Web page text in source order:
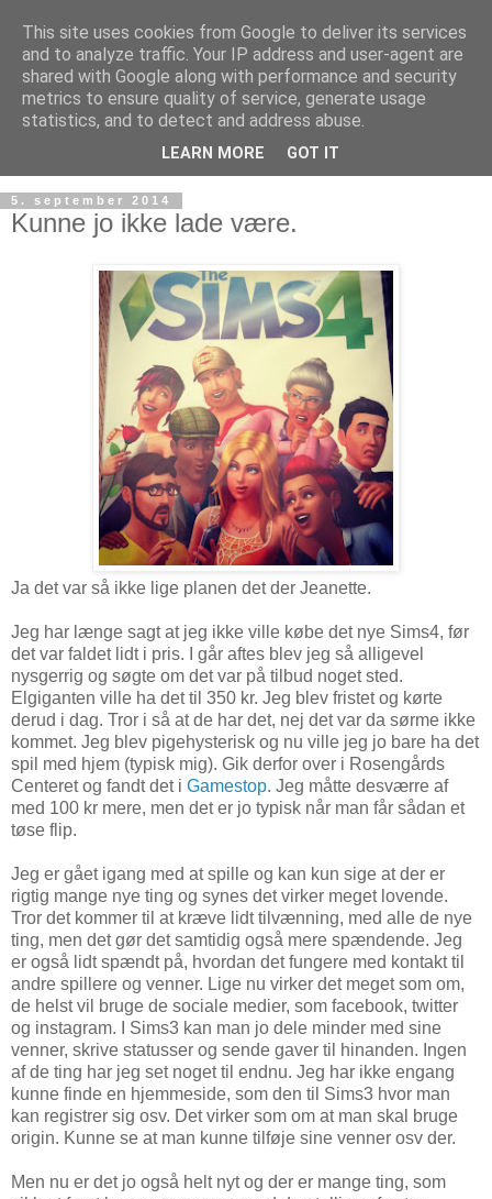
5. september 2014
Kunne jo ikke lade være.
Ja det var så ikke lige planen det der Jeanette.
Jeg har længe sagt at jeg ikke ville købe det nye Sims4, før
det var faldet lidt i pris. I går aftes blev jeg så alligevel
nysgerrig og søgte om det var på tilbud noget sted.
Elgiganten ville ha det til 350 kr. Jeg blev fristet og kørte
derud i dag. Tror i så at de har det, nej det var da sørme ikke
kommet. Jeg blev pigehysterisk og nu ville jeg jo bare ha det
spil med hjem (typisk mig). Gik derfor over i Rosengårds
Centeret og fandt det i Gamestop. Jeg måtte desværre af
med 100 kr mere, men det er jo typisk når man får sådan et
tøse flip.
Jeg er gået igang med at spille og kan kun sige at der er
rigtig mange nye ting og synes det virker meget lovende.
Tror det kommer til at kræve lidt tilvænning, med alle de nye
ting, men det gør det samtidig også mere spændende. Jeg
er også lidt spændt på, hvordan det fungere med kontakt til
andre spillere og venner. Lige nu virker det meget som om,
de helst vil bruge de sociale medier, som facebook, twitter
og instagram. I Sims3 kan man jo dele minder med sine
venner, skrive statusser og sende gaver til hinanden. Ingen
af de ting har jeg set noget til endnu. Jeg har ikke engang
kunne finde en hjemmeside, som den til Sims3 hvor man
kan registrer sig osv. Det virker som om at man skal bruge
origin. Kunne se at man kunne tilføje sine venner osv der.
Men nu er det jo også helt nyt og der er mange ting, som
This site uses cookies from Google to deliver its services
and to analyze traffic. Your IP address and user-agent are
shared with Google along with performance and security
metrics to ensure quality of service, generate usage
statistics, and to detect and address abuse.
LEARN MORE GOT IT